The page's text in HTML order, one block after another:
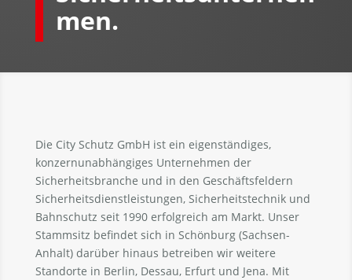
men.
Die City Schutz GmbH ist ein eigenständiges,
konzernunabhängiges Unternehmen der
Sicherheitsbranche und in den Geschäftsfeldern
Sicherheitsdienstleistungen, Sicherheitstechnik und
Bahnschutz seit 1990 erfolgreich am Markt. Unser
Stammsitz befindet sich in Schönburg (Sachsen-
Anhalt) darüber hinaus betreiben wir weitere
Standorte in Berlin, Dessau, Erfurt und Jena. Mit